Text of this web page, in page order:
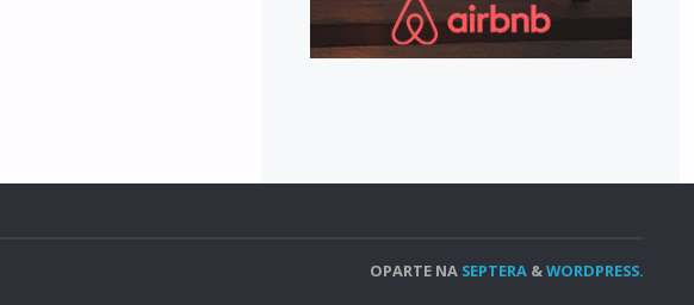
OPARTE NA SEPTERA &WORDPRESS.